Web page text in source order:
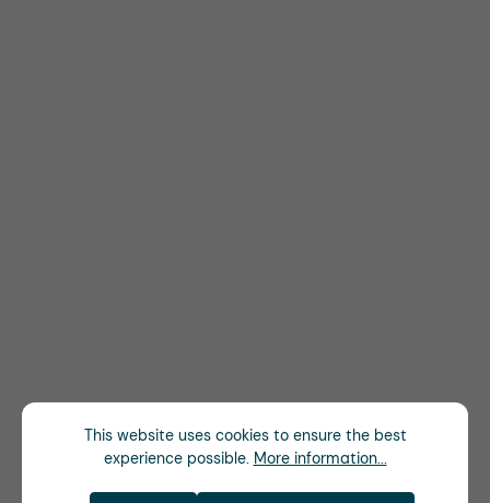
This website uses cookies to ensure the best
experience possible. More information...